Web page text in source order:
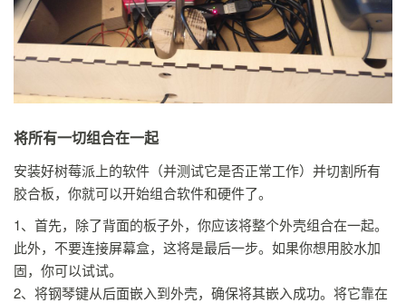
将所有一切组合在一起
安装好树莓派上的软件（并测试它是否正常工作）并切割所有
胶合板，你就可以开始组合软件和硬件了。
1、首先，除了背面的板子外，你应该将整个外壳组合在一起。
此外，不要连接屏幕盒，这将是最后一步。如果你想用胶水加
固，你可以试试。
2、将钢琴键从后面嵌入到外壳，确保将其嵌入成功。将它靠在